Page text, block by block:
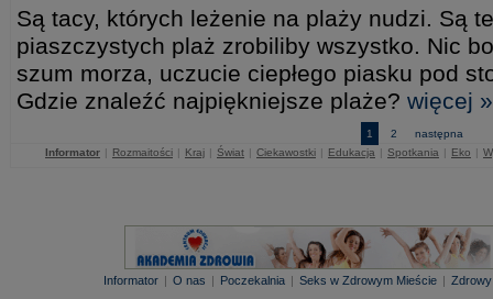
Są tacy, których leżenie na plaży nudzi. Są
piaszczystych plaż zrobiliby wszystko. Nic
szum morza, uczucie ciepłego piasku pod
Gdzie znaleźć najpiękniejsze plaże? więcej »
1 2
następna
Informator | Rozmaitości | Kraj | Świat | Ciekawostki | Edukacja | Spotkania | Eko |
Informator | O nas | Poczekalnia | Seks w Zdrowym Mieście |